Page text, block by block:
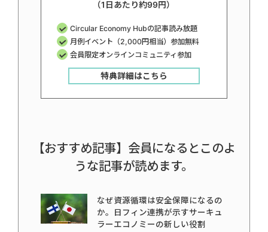
（1日あたり約99円）
Circular Economy Hubの記事読み放題
月例イベント（2,000円相当）参加無料
会員限定オンラインコミュニティ参加
特典詳細はこちら
【おすすめ記事】会員になるとこのよ
うな記事が読めます。
なぜ資源循環は安全保障になるの
か。日フィン連携が示すサーキュ
ラーエコノミーの新しい役割